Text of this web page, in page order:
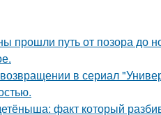
прошли путь от позора до
в сериал
факт который